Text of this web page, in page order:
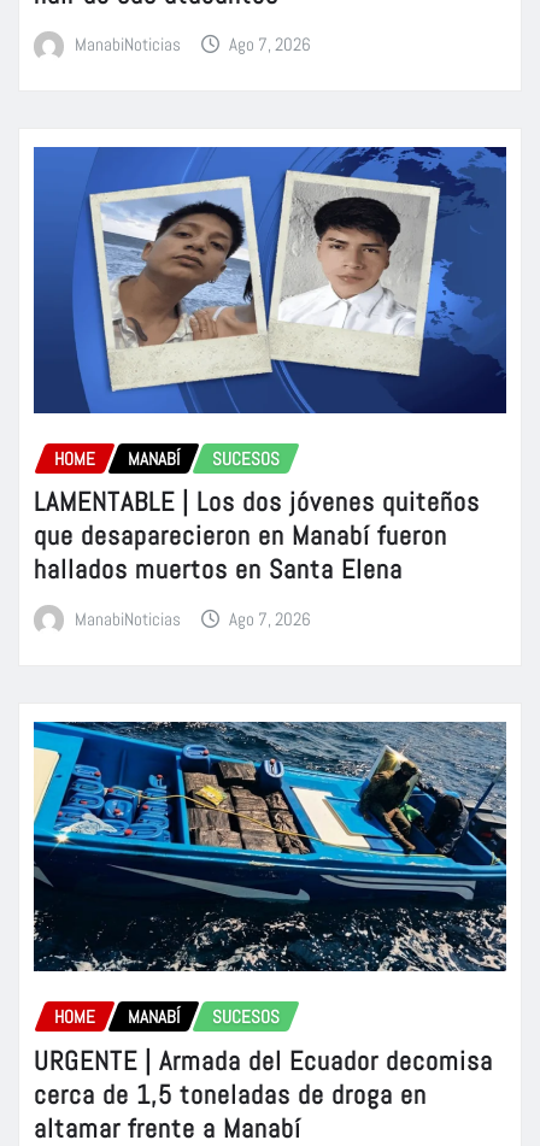
ManabiNoticias Ago 7, 2026
HOME MANABÍ SUCESOS
LAMENTABLE | Los dos jóvenes quiteños
que desaparecieron en Manabí fueron
hallados muertos en Santa Elena
ManabiNoticias Ago 7, 2026
HOME MANABÍ SUCESOS
URGENTE | Armada del Ecuador decomisa
cerca de 1,5 toneladas de droga en
altamar frente a Manabí